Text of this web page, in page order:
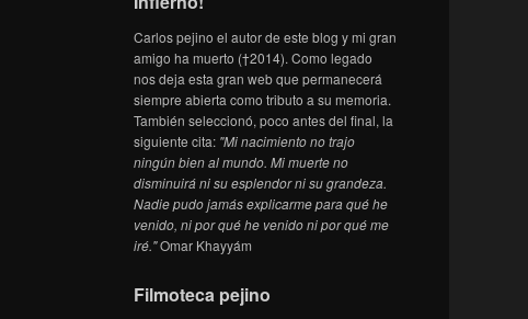
Carlos pejino el autor de este blog y mi gran
amigo ha muerto (†2014). Como legado
nos deja esta gran web que permanecerá
siempre abierta como tributo a su memoria.
También seleccionó, poco antes del final, la
siguiente cita: "Mi nacimiento no trajo
ningún bien al mundo. Mi muerte no
disminuirá ni su esplendor ni su grandeza.
Nadie pudo jamás explicarme para qué he
venido, ni por qué he venido ni por qué me
iré."Omar Khayyám
Filmoteca pejino